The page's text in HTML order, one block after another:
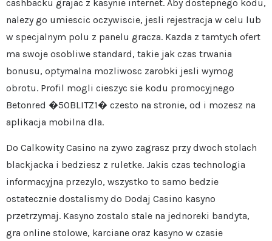
cashbacku grajac z kasynie internet. Aby dostepnego kodu,
nalezy go umiescic oczywiscie, jesli rejestracja w celu lub
w specjalnym polu z panelu gracza. Kazda z tamtych ofert
ma swoje osobliwe standard, takie jak czas trwania
bonusu, optymalna mozliwosc zarobki jesli wymog
obrotu. Profil mogli cieszyc sie kodu promocyjnego
Betonred �50BLITZ1� czesto na stronie, od i mozesz na
aplikacja mobilna dla.
Do Calkowity Casino na zywo zagrasz przy dwoch stolach
blackjacka i bedziesz z ruletke. Jakis czas technologia
informacyjna przezylo, wszystko to samo bedzie
ostatecznie dostalismy do Dodaj Casino kasyno
przetrzymaj. Kasyno zostalo stale na jednoreki bandyta,
gra online stolowe, karciane oraz kasyno w czasie